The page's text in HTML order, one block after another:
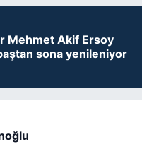
Mehmet Akif Ersoy
sona yenileniyor